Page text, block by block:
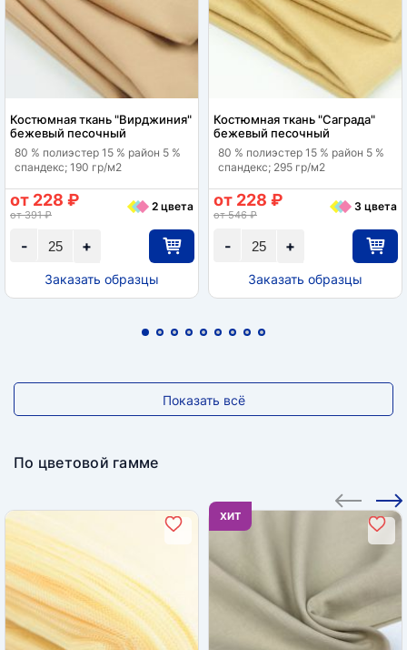
Костюмная ткань "Вирджиния"
бежевый песочный
80 % полиэстер 15 % район 5 %
спандекс; 190 гр/м2
+
-
от 228 ₽
от 391 ₽
2 цвета
Заказать образцы
Костюмная ткань "Саграда"
бежевый песочный
80 % полиэстер 15 % район 5 %
спандекс; 295 гр/м2
+
-
от 228 ₽
от 546 ₽
3 цвета
Заказать образцы
Показать всё
По цветовой гамме
ХИТ